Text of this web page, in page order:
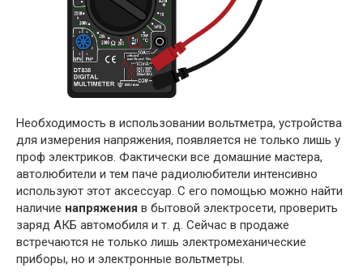
Необходимость в использовании вольтметра, устройства
для измерения напряжения, появляется не только лишь у
проф электриков. Фактически все домашние мастера,
автолюбители и тем паче радиолюбители интенсивно
используют этот аксессуар. С его помощью можно найти
наличие напряжения в бытовой электросети, проверить
заряд АКБ автомобиля и т. д. Сейчас в продаже
встречаются не только лишь электромеханические
приборы, но и электронные вольтметры.